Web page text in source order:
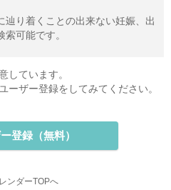
辿り着くことの出来ない妊娠、出
可能です。
しています。
ーザー登録をしてみてください。
登録（無料）
ンダーTOPへ